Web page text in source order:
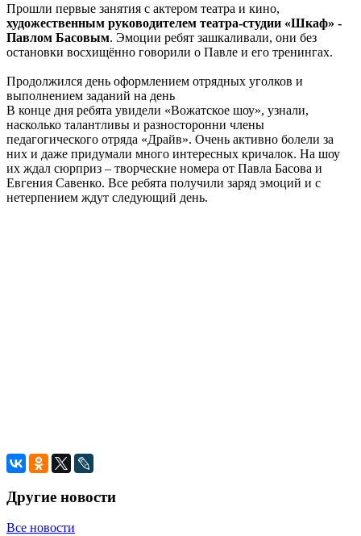
Прошли первые занятия с актером театра и кино,
художественным руководителем театра-студии «Шкаф» -
Павлом Басовым. Эмоции ребят зашкаливали, они без
остановки восхищённо говорили о Павле и его тренингах.
Продолжился день оформлением отрядных уголков и
выполнением заданий на день
В конце дня ребята увидели «Вожатское шоу», узнали,
насколько талантливы и разносторонни члены
педагогического отряда «Драйв». Очень активно болели за
них и даже придумали много интересных кричалок. На шоу
их ждал сюрприз – творческие номера от Павла Басова и
Евгения Савенко. Все ребята получили заряд эмоций и с
нетерпением ждут следующий день.
Другие новости
Все новости